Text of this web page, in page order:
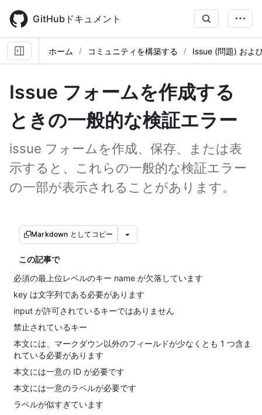
main
content
GitHubドキュメント
ホーム コミュニティを構築する Issue (問題) およ
Issue フォームを作成する
ときの一般的な検証エラー
issue フォームを作成、保存、または表
示すると、これらの一般的な検証エラー
の一部が表示されることがあります。
Markdown としてコピー
この記事で
必須の最上位レベルのキー name が欠落しています
key は文字列である必要があります
input が許可されているキーではありません
禁止されているキー
本文には、マークダウン以外のフィールドが少なくとも 1 つ含ま
れている必要があります
本文には一意の ID が必要です
本文には一意のラベルが必要です
ラベルが似すぎています